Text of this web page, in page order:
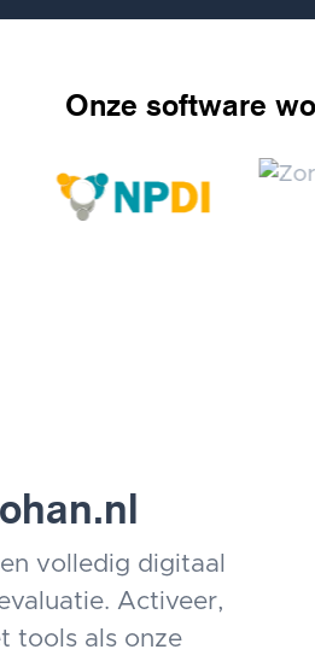
Onze software
volledig digitaal
Activeer,
tools als onze